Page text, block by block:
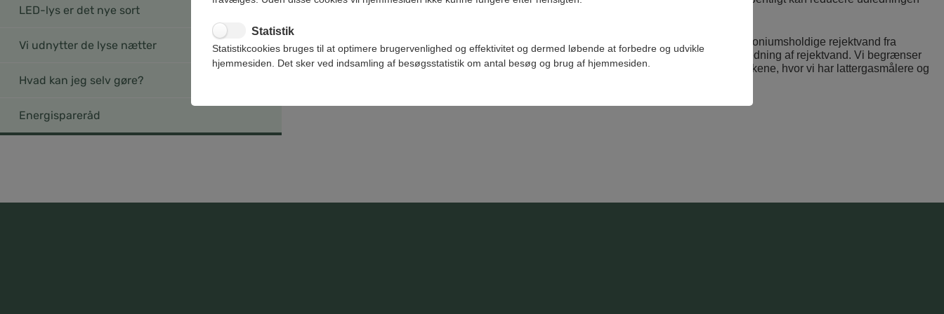
LED-lys er det nye sort
Vi udnytter de lyse nætter
Hvad kan jeg selv gøre?
Energispareråd
Vi har også målt lattergasudledningen i vores ARP-tank. Denne tank behandler det stærkt ammoniumsholdige rejektvand fra
slamafvandingen. Undersøgelsen viste, at der her kun blev dannet lattergas ved særligt høj tilledning af rejektvand. Vi begrænser
derfor tilledningen til denne tank. Den overskydende mængde rejektvand renses så i procestankene, hvor vi har lattergasmålere og
Statistik
Statistikcookies bruges til at optimere brugervenlighed og effektivitet og dermed løbende at forbedre og udvikle
hjemmesiden. Det sker ved indsamling af besøgsstatistik om antal besøg og brug af hjemmesiden.